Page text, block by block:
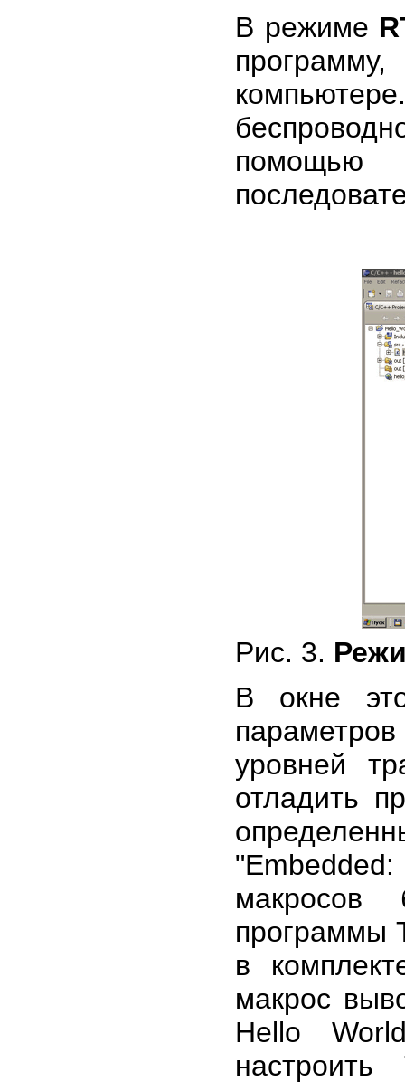
В режиме
помощью
Рис. 3.
В окне
уровней
отладить
программы
в
макрос
Hello